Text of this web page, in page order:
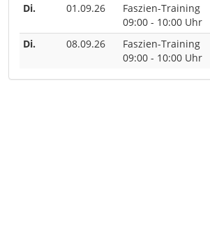
Di.
01.09.26
Faszien-Training
09:00 - 10:00 Uhr
Di.
08.09.26
Faszien-Training
09:00 - 10:00 Uhr